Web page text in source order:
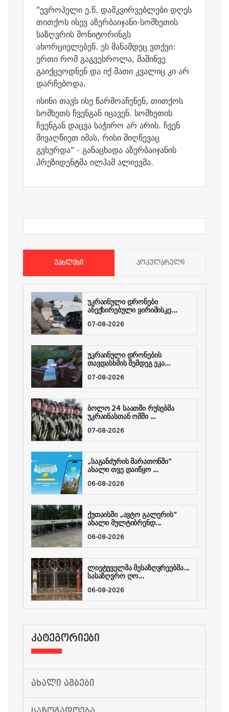
"ევროპელი ე.წ. დამკვირვებლები დღეს
თითქოს ისევ აზერბაიჯანი-სომხეთის
საზღვრის მონიტორინგს
ახორციელებენ. ეს მანამდეც ვთქვი:
ერთი რომ გაგვესროლა, მაშინვე
გაიქცეოდნენ და იქ მათი კვალიც კი არ
დარჩებოდა.
ისინი თავს ისე წარმოაჩენენ, თითქოს
სომხეთს ჩვენგან იცავენ. სომხეთის
ჩვენგან დაცვა საჭირო არ არის. ჩვენ
მივაღწიეთ იმას, რისი მიღწევაც
გვსურდა" - განაცხადა აზერბაიჯანის
პრეზიდენტმა ილჰამ ალიევმა.
ᲣᲐᲮᲚᲔᲡᲘ ᲞᲝᲞᲣᲚᲐᲠᲣᲚᲘ
უკრაინული დრონები
ანექსირებული ყირიმისკე...
07-08-2026
უკრაინული დრონების
თავდასხმის შემდეგ ეკა...
07-08-2026
ბოლო 24 საათში რუსებმა
უკრაინასთან ომში ...
07-08-2026
„საგანძურის მარათონში“
ახალი თვე დაიწყო ...
06-08-2026
ქუთაისში „ავტო გალერის“
ახალი მულტიბრენდ...
06-08-2026
ლიეტუველმა მესაზღვრეებმა...
სასაზღვრო ღო...
06-08-2026
ᲙᲐᲢᲔᲒᲝᲠᲘᲔᲑᲘ
ᲐᲮᲐᲚᲘ ᲐᲛᲑᲔᲑᲘ